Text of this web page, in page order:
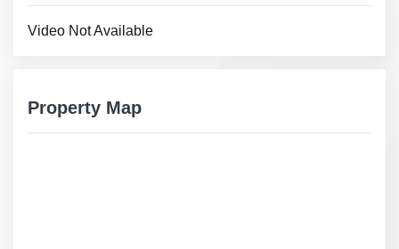
Video Not Available
Property Map